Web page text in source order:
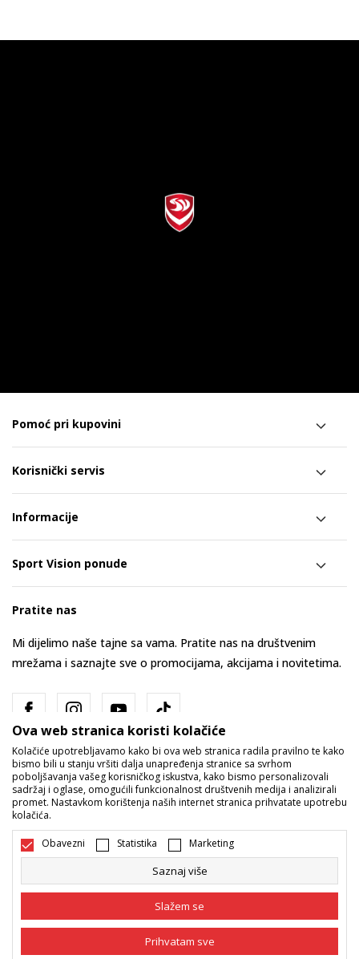
Pomoć pri kupovini
Korisnički servis
Informacije
Sport Vision ponude
Pratite nas
Mi dijelimo naše tajne sa vama. Pratite nas na društvenim
mrežama i saznajte sve o promocijama, akcijama i novitetima.
Bosna i Hercegovina Promijenite
Nastojimo da budemo što precizniji u opisu proizvoda, prikazu slika i
samih cijena, ali ne možemo garantovati da su sve informacije kompletne
Ova web stranica koristi kolačiće
Kolačiće upotrebljavamo kako bi ova web stranica radila pravilno te kako
bismo bili u stanju vršiti dalja unapređenja stranice sa svrhom
poboljšavanja vašeg korisničkog iskustva, kako bismo personalizovali
sadržaj i oglase, omogućili funkcionalnost društvenih medija i analizirali
promet. Nastavkom korištenja naših internet stranica prihvatate upotrebu
kolačića.
Obavezni Statistika Marketing
Saznaj više
Slažem se
Prihvatam sve